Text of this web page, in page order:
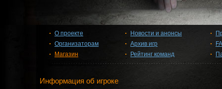
О проекте
Организаторам
Магазин
Новости и анонсы
Архив игр
Рейтинг команд
Информация об игроке